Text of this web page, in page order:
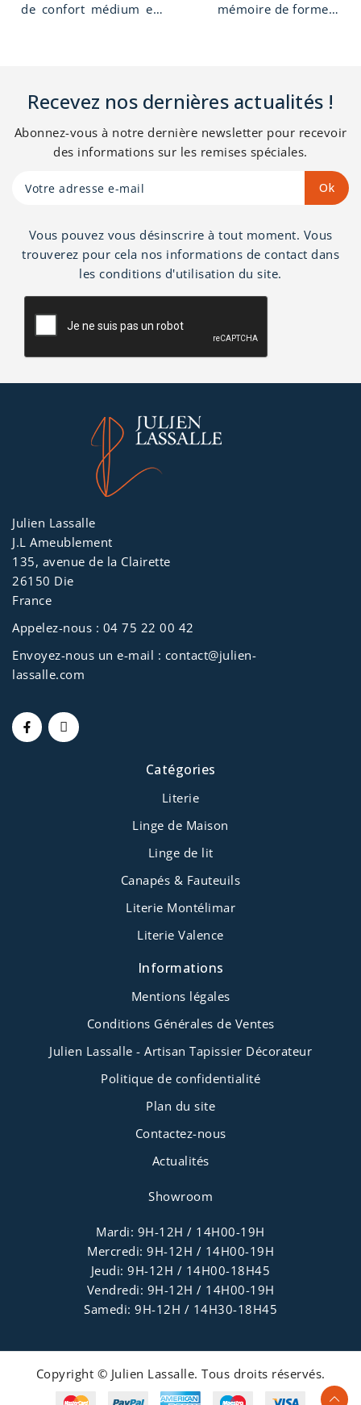
de confort médium est
l'oreiller Cocon à une
épaisseur de 12 cm. La
1ere housse est
à 30°. La mousse à
pression, favorise
l’endormissement et la
qualité du sommeil. Cet
oreiller Epeda est idéal
pour les personnes qui
dorment sur le côté, le
dos ou le ventre. La
sortir le bras pour les
personnes qui dorment
sur le côté sans pour
autant rehausser la
position de couchage.
mémoire de forme
qualité du sommeil.
Housse déhoussable et
lavable.
Recevez nos dernières actualités !
Abonnez-vous à notre dernière newsletter pour recevoir
des informations sur les remises spéciales.
Vous pouvez vous désinscrire à tout moment. Vous
trouverez pour cela nos informations de contact dans
les conditions d'utilisation du site.
Julien Lassalle
J.L Ameublement
135, avenue de la Clairette
26150 Die
France
Appelez-nous : 04 75 22 00 42
Envoyez-nous un e-mail : contact@julien-
lassalle.com
Catégories
Literie
Linge de Maison
Linge de lit
Canapés & Fauteuils
Literie Montélimar
Literie Valence
Informations
Mentions légales
Conditions Générales de Ventes
Julien Lassalle - Artisan Tapissier Décorateur
Politique de confidentialité
Plan du site
Contactez-nous
Actualités
Showroom
Mardi: 9H-12H / 14H00-19H
Mercredi: 9H-12H / 14H00-19H
Jeudi: 9H-12H / 14H00-18H45
Vendredi: 9H-12H / 14H00-19H
Samedi: 9H-12H / 14H30-18H45
Copyright © Julien Lassalle. Tous droits réservés.